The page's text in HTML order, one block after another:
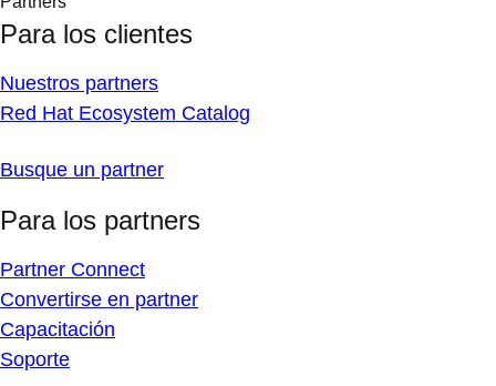
Para los clientes
Nuestros partners
Red Hat Ecosystem Catalog
Busque un partner
Para los partners
Partner Connect
Convertirse en partner
Capacitación
Soporte